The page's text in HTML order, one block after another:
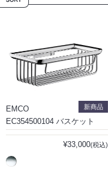
新商品
EMCO
EC354500104 バスケット
¥33,000(税込)